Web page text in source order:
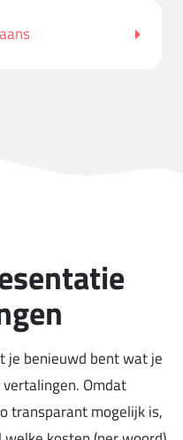
je benieuwd bent wat je
Omdat
transparant mogelijk is,